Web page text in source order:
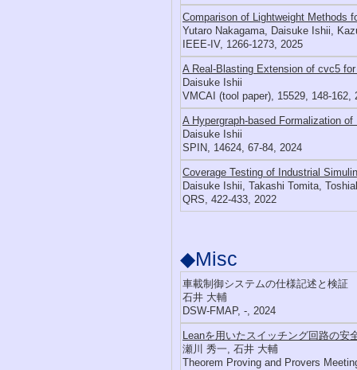
Comparison of Lightweight Methods
Yutaro Nakagama, Daisuke Ishii,
IEEE-IV, 1266-1273, 2025
A Real-Blasting Extension of cvc5
Daisuke Ishii
VMCAI (tool paper), 15529, 148-162,
A Hypergraph-based Formalization
Daisuke Ishii
SPIN, 14624, 67-84, 2024
Coverage Testing of Industrial
Daisuke Ishii, Takashi Tomita,
QRS, 422-433, 2022
◆Misc
車載制御システムの仕様記述と検証
石井 大輔
DSW-FMAP, -, 2024
Leanを用いたスイッチング回路の安
瀬川 秀一, 石井 大輔
Theorem Proving and Provers